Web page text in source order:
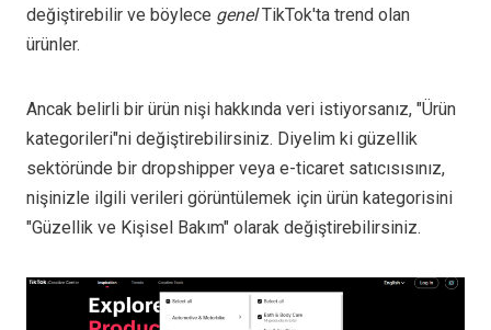
değiştirebilir ve böylece genelTikTok'ta trend olan
ürünler.
Ancak belirli bir ürün nişi hakkında veri istiyorsanız, "Ürün
kategorileri"ni değiştirebilirsiniz. Diyelim ki güzellik
sektöründe bir dropshipper veya e-ticaret satıcısısınız,
nişinizle ilgili verileri görüntülemek için ürün kategorisini
"Güzellik ve Kişisel Bakım" olarak değiştirebilirsiniz.